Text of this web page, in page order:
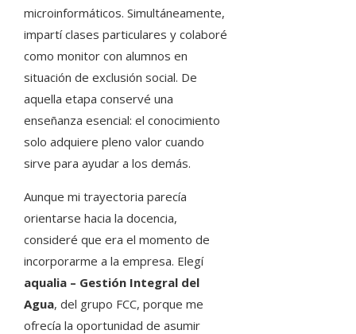
microinformáticos. Simultáneamente,
impartí clases particulares y colaboré
como monitor con alumnos en
situación de exclusión social. De
aquella etapa conservé una
enseñanza esencial: el conocimiento
solo adquiere pleno valor cuando
sirve para ayudar a los demás.
Aunque mi trayectoria parecía
orientarse hacia la docencia,
consideré que era el momento de
incorporarme a la empresa. Elegí
aqualia – Gestión Integral del
Agua, del grupo FCC, porque me
ofrecía la oportunidad de asumir